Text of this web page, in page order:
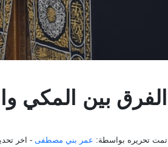
الفرق بين المكي
تمت تحريره بواسطة: عمر بني مصطفى - اخر